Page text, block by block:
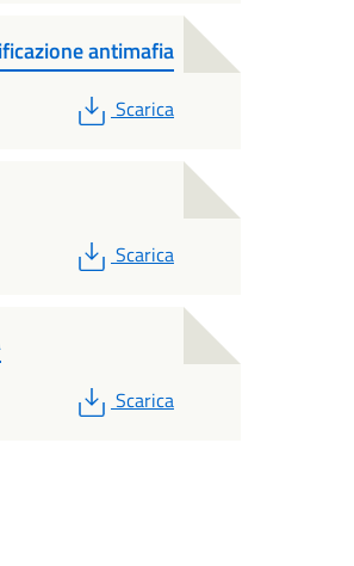
antimafia
PDF
Scarica
PDF
Scarica
PDF
Scarica